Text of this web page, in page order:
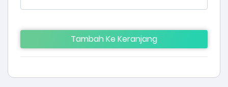
Tambah Ke Keranjang